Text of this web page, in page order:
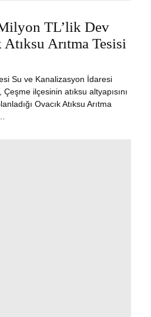
TL’lik Dev
Atıksu Arıtma Tesisi
Su ve Kanalizasyon İdaresi
ilçesinin atıksu altyapısını
Ovacık Atıksu Arıtma